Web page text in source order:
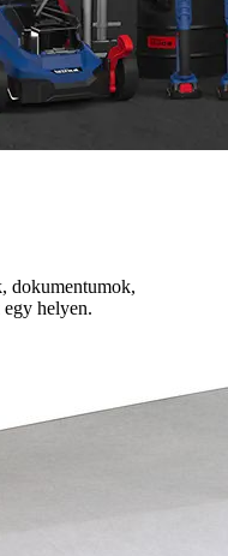
dokumentumok,
helyen.